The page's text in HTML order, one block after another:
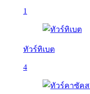
1
ทัวร์ทิเบต
4